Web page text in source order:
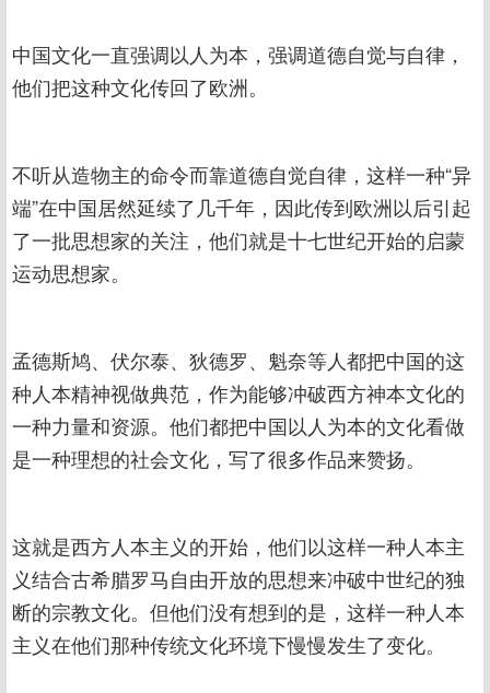
中国文化一直强调以人为本，强调道德自觉与自律，
他们把这种文化传回了欧洲。
不听从造物主的命令而靠道德自觉自律，这样一种“异
端”在中国居然延续了几千年，因此传到欧洲以后引起
了一批思想家的关注，他们就是十七世纪开始的启蒙
运动思想家。
孟德斯鸠、伏尔泰、狄德罗、魁奈等人都把中国的这
种人本精神视做典范，作为能够冲破西方神本文化的
一种力量和资源。他们都把中国以人为本的文化看做
是一种理想的社会文化，写了很多作品来赞扬。
这就是西方人本主义的开始，他们以这样一种人本主
义结合古希腊罗马自由开放的思想来冲破中世纪的独
断的宗教文化。但他们没有想到的是，这样一种人本
主义在他们那种传统文化环境下慢慢发生了变化。